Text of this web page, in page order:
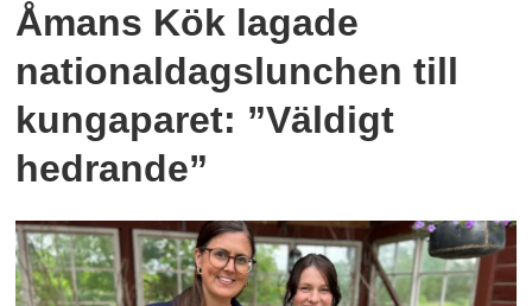
Åmans Kök lagade
nationaldagslunchen till
kungaparet: ”Väldigt
hedrande”